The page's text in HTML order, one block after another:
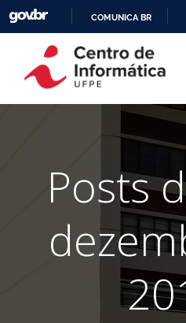
COMUNICA BR
Posts